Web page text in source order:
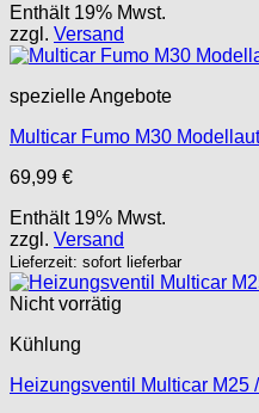
Enthält 19% Mwst.
zzgl. Versand
spezielle Angebote
Multicar Fumo M30
69,99 €
Enthält 19% Mwst.
zzgl. Versand
Lieferzeit: sofort lieferbar
Nicht vorrätig
Kühlung
Heizungsventil Multicar M25